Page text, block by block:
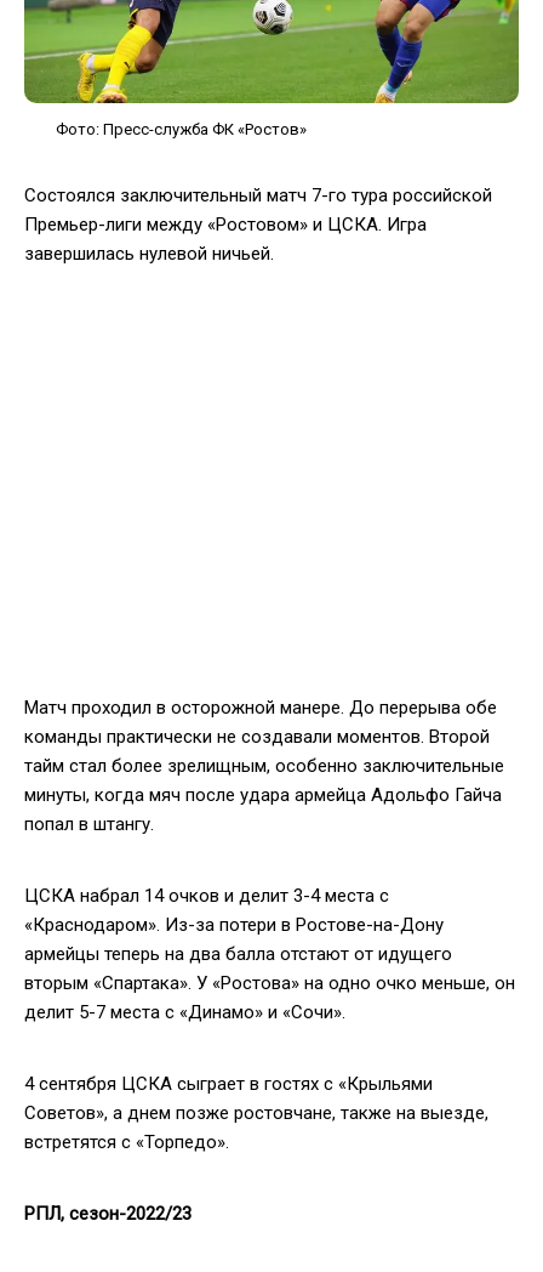
Фото: Пресс-служба ФК «Ростов»
Состоялся заключительный матч 7-го тура российской
Премьер-лиги между «Ростовом» и ЦСКА. Игра
завершилась нулевой ничьей.
Матч проходил в осторожной манере. До перерыва обе
команды практически не создавали моментов. Второй
тайм стал более зрелищным, особенно заключительные
минуты, когда мяч после удара армейца Адольфо Гайча
попал в штангу.
ЦСКА набрал 14 очков и делит 3-4 места с
«Краснодаром». Из-за потери в Ростове-на-Дону
армейцы теперь на два балла отстают от идущего
вторым «Спартака». У «Ростова» на одно очко меньше, он
делит 5-7 места с «Динамо» и «Сочи».
4 сентября ЦСКА сыграет в гостях с «Крыльями
Советов», а днем позже ростовчане, также на выезде,
встретятся с «Торпедо».
РПЛ, сезон-2022/23